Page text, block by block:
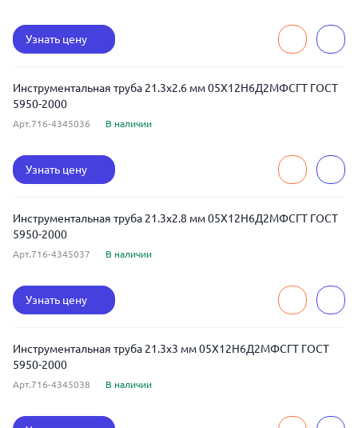
Узнать цену
Инструментальная труба 21.3x2.6 мм 05Х12Н6Д2МФСГТ ГОСТ
5950-2000
Арт.716-4345036 В наличии
Узнать цену
Инструментальная труба 21.3x2.8 мм 05Х12Н6Д2МФСГТ ГОСТ
5950-2000
Арт.716-4345037 В наличии
Узнать цену
Инструментальная труба 21.3x3 мм 05Х12Н6Д2МФСГТ ГОСТ
5950-2000
Арт.716-4345038 В наличии